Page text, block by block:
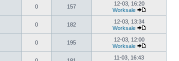
0 157
12-03, 16:20
Worksale
0 182
12-03, 13:34
Worksale
0 195
12-03, 12:00
Worksale
11-03, 16:43